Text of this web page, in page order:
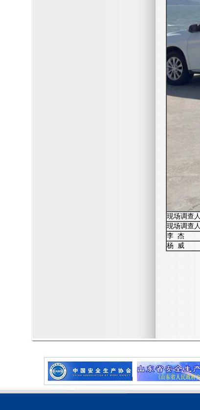
现场调查
现场调查
李 杰
杨 威